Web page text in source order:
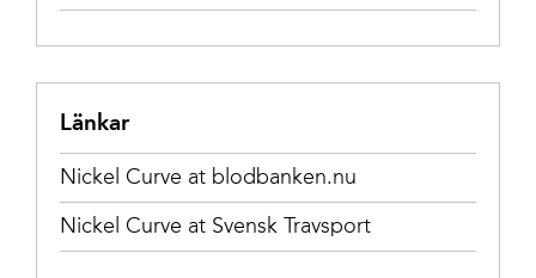
Länkar
Nickel Curve at blodbanken.nu
Nickel Curve at Svensk Travsport